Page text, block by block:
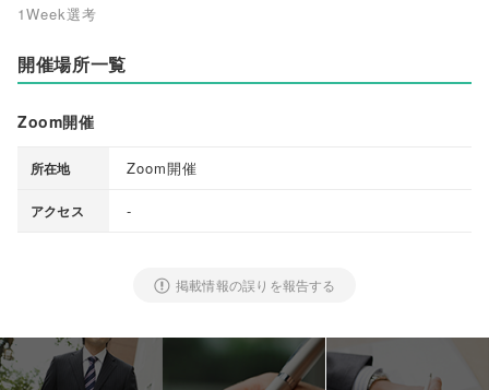
1Week選考
開催場所一覧
Zoom開催
所在地 Zoom開催
アクセス -
掲載情報の誤りを報告する